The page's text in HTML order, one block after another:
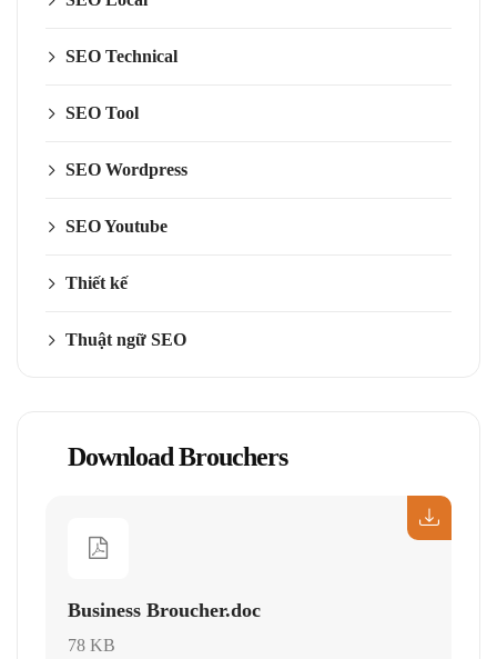
SEO Technical
SEO Tool
SEO Wordpress
SEO Youtube
Thiết kế
Thuật ngữ SEO
Download Brouchers
Business Broucher.doc
78 KB